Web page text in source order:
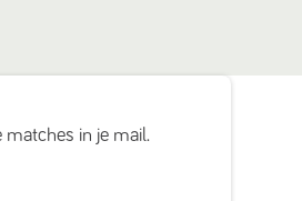
matches in je mail.